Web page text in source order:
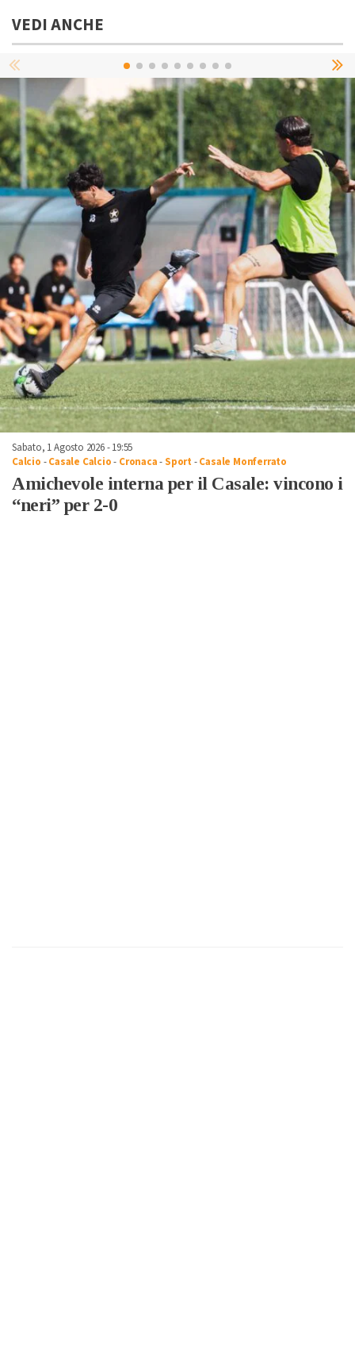
VEDI ANCHE
Sabato, 1 Agosto 2026 - 19:55
Calcio -Casale Calcio- Cronaca-Sport -Casale Monferrato
Amichevole interna per il Casale: vincono i
“neri” per 2-0